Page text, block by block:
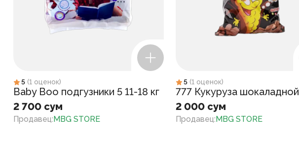
5 (1 оценок)
Baby Boo подгузники 5 11-18 кг
2 700 сум
Продавец:MBG STORE
5 (1 оценок)
777 Кукуруза шокаладной
2 000 сум
Продавец:MBG STORE